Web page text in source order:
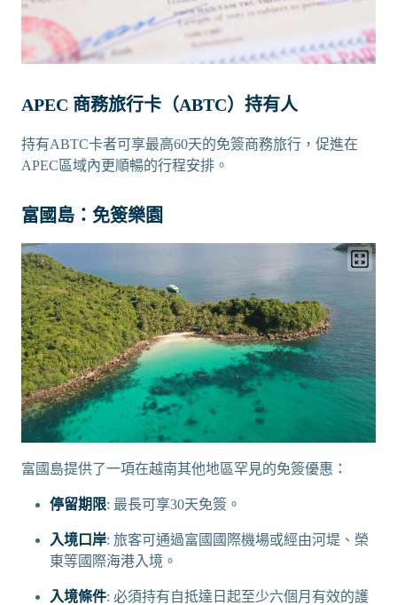
APEC 商務旅行卡（ABTC）持有人
持有ABTC卡者可享最高60天的免簽商務旅行，促進在
APEC區域內更順暢的行程安排。
富國島：免簽樂園
富國島提供了一項在越南其他地區罕見的免簽優惠：
停留期限: 最長可享30天免簽。
入境口岸: 旅客可通過富國國際機場或經由河堤、榮
東等國際海港入境。
入境條件: 必須持有自抵達日起至少六個月有效的護